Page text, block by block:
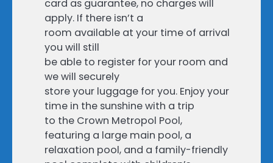
card as guarantee, no charges will
apply. If there isn’t a
room available at your time of arrival
you will still
be able to register for your room and
we will securely
store your luggage for you. Enjoy your
time in the sunshine with a trip
to the Crown Metropol Pool,
featuring a large main pool, a
relaxation pool, and a family-friendly